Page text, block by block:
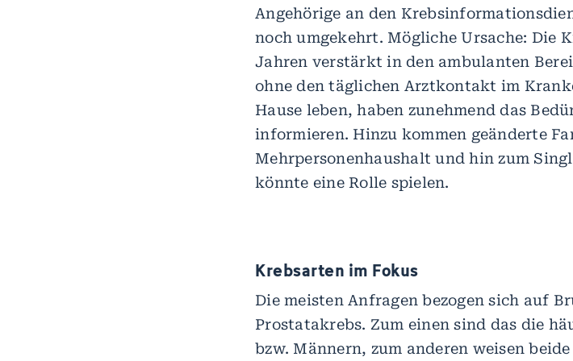
Angehörige an den
noch umgekehrt. Mögliche Ursache: Die
Jahren verstärkt in den ambulanten
ohne den täglichen Arztkontakt im
Hause leben, haben zunehmend das
informieren. Hinzu kommen geänderte
Mehrpersonenhaushalt und hin zum
könnte eine Rolle spielen.
Krebsarten im Fokus
Die meisten Anfragen bezogen sich auf
Prostatakrebs. Zum einen sind das die
bzw. Männern, zum anderen weisen